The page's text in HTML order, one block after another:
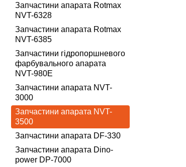
Запчастини апарата Rotmax
NVT-6328
Запчастини апарата Rotmax
NVT-6385
Запчастини гідропоршневого
фарбувального апарата
NVT-980E
Запчастини апарата NVT-
3000
Запчастини апарата NVT-
3500
Запчастини апарата DF-330
Запчастини апарата Dino-
power DP-7000